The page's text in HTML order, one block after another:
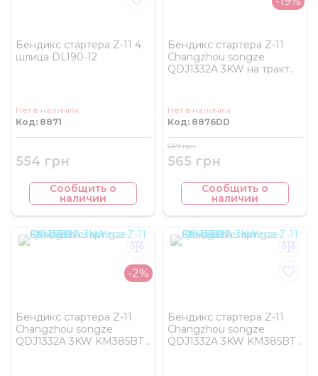
Бендикс стартера Z-11 4
шлица DL190-12
Нет в наличии
Код: 8871
554 грн
Сообщить о
наличии
Бендикс стартера Z-11
Changzhou songze
QDJ1332A 3KW на тракт..
Нет в наличии
Код: 8876DD
565 грн
689 грн
Сообщить о
наличии
-2%
Бендикс стартера Z-11
Changzhou songze
QDJ1332A 3KW KM385BT ..
Бендикс стартера Z-11
Changzhou songze
QDJ1332A 3KW KM385BT ..